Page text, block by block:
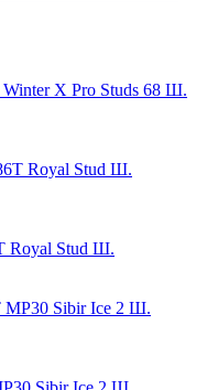
Winter X Pro Studs 68 Ш.
Royal Stud Ш.